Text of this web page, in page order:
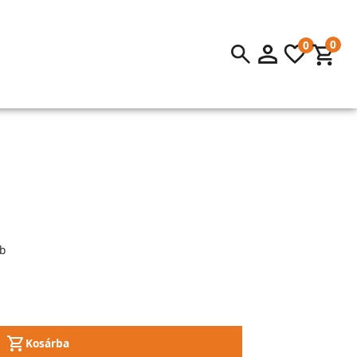
0 0
Kosárba